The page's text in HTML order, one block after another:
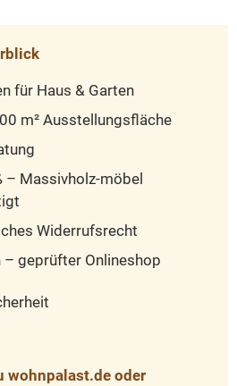
für Haus & Garten
m² Ausstellungsfläche
– Massivholz-möbel
Widerrufsrecht
– geprüfter Onlineshop
wohnpalast.de oder